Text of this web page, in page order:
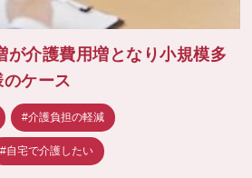
が介護費用増となり小規模多
ケース
#介護負担の軽減
#自宅で介護したい